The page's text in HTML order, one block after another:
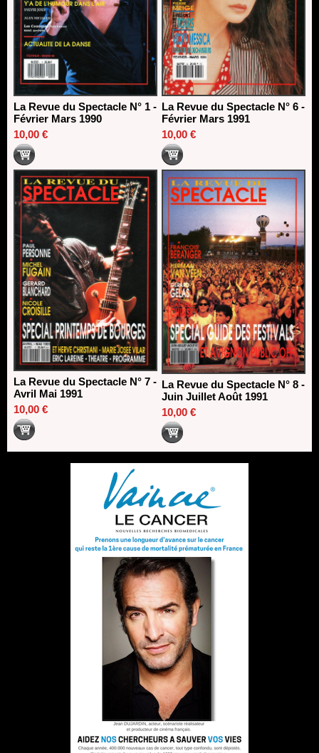
La Revue du Spectacle N° 1 -
Février Mars 1990
10,00 €
La Revue du Spectacle N° 6 -
Février Mars 1991
10,00 €
La Revue du Spectacle N° 7 -
Avril Mai 1991
10,00 €
La Revue du Spectacle N° 8 -
Juin Juillet Août 1991
10,00 €